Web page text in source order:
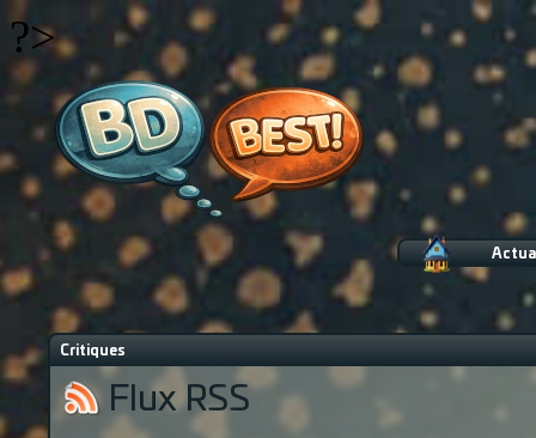
?>
Critiques
Flux RSS